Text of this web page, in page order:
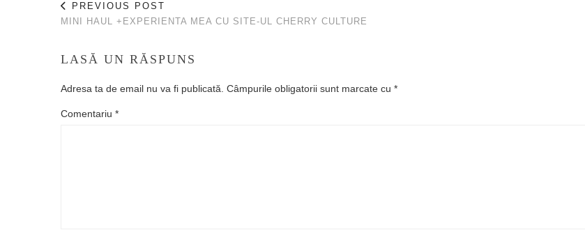
PREVIOUS POST
MINI HAUL +EXPERIENTA MEA CU SITE-UL CHERRY CULTURE
LASĂ UN RĂSPUNS
Adresa ta de email nu va fi publicată. Câmpurile obligatorii sunt marcate cu *
Comentariu *